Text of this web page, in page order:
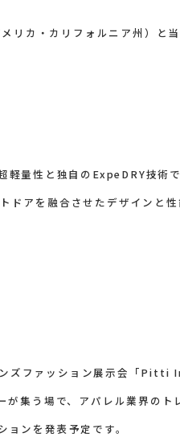
リカ・カリフォルニア州）と
量性と独自のExpeDRY技術
ドアを融合させたデザインと性
ズファッション展示会「Pitti
集う場で、アパレル業界のト
ンを発表予定です。